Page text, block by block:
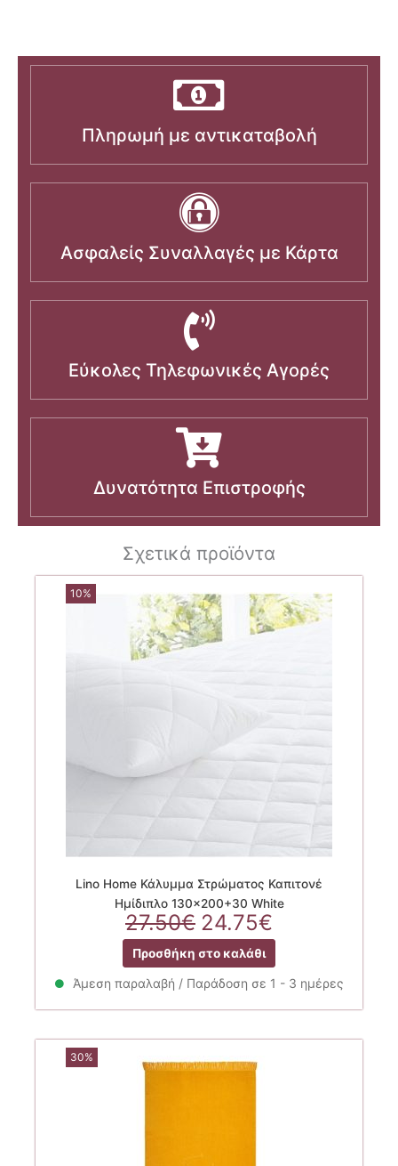
Πληρωμή με αντικαταβολή
Ασφαλείς Συναλλαγές με Κάρτα
Εύκολες Τηλεφωνικές Αγορές
Δυνατότητα Επιστροφής
Σχετικά προϊόντα
10%
Lino Home Κάλυμμα Στρώματος Καπιτονέ
Ημίδιπλο 130×200+30 White
27.50€ Original
price
was:
27.50€.
24.75€
τρέχουσα
τιμή
είναι:
Προσθήκη στο καλάθι
Άμεση παραλαβή / Παράδοση σε 1 - 3 ημέρες
30%